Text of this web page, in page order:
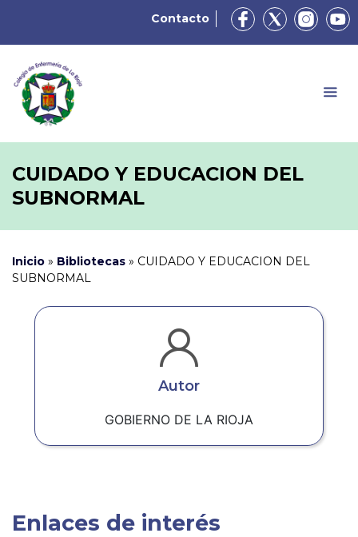
Contacto
CUIDADO Y EDUCACION DEL
SUBNORMAL
Inicio » Bibliotecas » CUIDADO Y EDUCACION DEL
SUBNORMAL
Autor
GOBIERNO DE LA RIOJA
Enlaces de interés